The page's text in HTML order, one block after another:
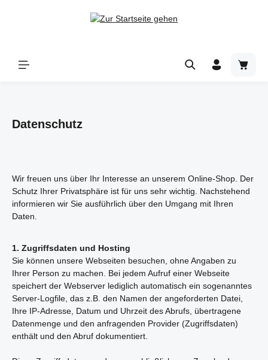
Zum Hauptinhalt springen
Datenschutz
Wir freuen uns über Ihr Interesse an unserem Online-Shop. Der
Schutz Ihrer Privatsphäre ist für uns sehr wichtig. Nachstehend
informieren wir Sie ausführlich über den Umgang mit Ihren
Daten.
1. Zugriffsdaten und Hosting
Sie können unsere Webseiten besuchen, ohne Angaben zu
Ihrer Person zu machen. Bei jedem Aufruf einer Webseite
speichert der Webserver lediglich automatisch ein sogenanntes
Server-Logfile, das z.B. den Namen der angeforderten Datei,
Ihre IP-Adresse, Datum und Uhrzeit des Abrufs, übertragene
Datenmenge und den anfragenden Provider (Zugriffsdaten)
enthält und den Abruf dokumentiert.